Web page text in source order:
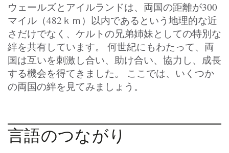
ウェールズとアイルランドは、両国の距離が300
マイル（482ｋｍ）以内であるという地理的な近
さだけでなく、ケルトの兄弟姉妹としての特別な
絆を共有しています。 何世紀にもわたって、両
国は互いを刺激し合い、助け合い、協力し、成長
する機会を得てきました。 ここでは、いくつか
の両国の絆を見てみましょう。
言語のつながり